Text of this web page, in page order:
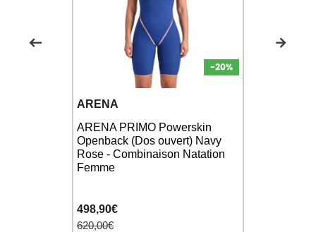
ARENA
ARENA PRIMO Powerskin
Openback (Dos ouvert) Navy
Rose - Combinaison Natation
Femme
498,90€
620,00€